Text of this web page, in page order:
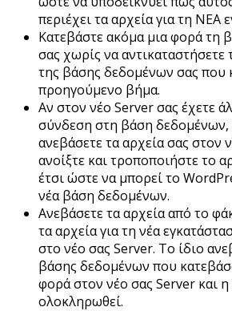
περιέχει τα αρχεία για τη ΝΕΑ
Κατεβάστε ακόμα μια φορά τη
σας χωρίς να
της βάσης δεδομένων σας που
προηγούμενο βήμα.
Αν στον νέο Server σας έχετε
σύνδεση στη βάση δεδομένων,
ανεβάσετε τα αρχεία σας στον
ανοίξτε και τροποποιήστε το
έτσι ώστε να μπορεί το
νέα βάση δεδομένων.
Ανεβάσετε τα αρχεία από το
τα αρχεία για τη νέα
στο νέο σας Server. Το ίδιο
βάσης δεδομένων που
φορά στον νέο σας Server και η
ολοκληρωθεί.